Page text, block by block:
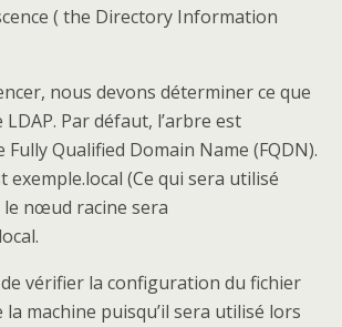
( the Directory Information
nous devons déterminer ce que
Par défaut, l’arbre est
Qualified Domain Name (FQDN).
exemple.local (Ce qui sera utilisé
le nœud racine sera
vérifier la configuration du fichier
la machine puisqu’il sera utilisé lors